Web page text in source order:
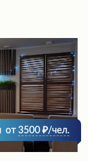
от 3500 /чел.